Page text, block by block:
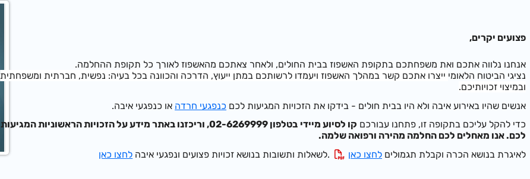
פצועים יקרים,
אנחנו נלווה אתכם ואת משפחתכם בתקופת האשפוז בבית החולים, ולאחר צאתכם מהאשפוז לאורך כל תקופת ההחלמה.
נציגי הביטוח הלאומי ייצרו אתכם קשר במהלך האשפוז ויעמדו לרשותכם במתן ייעוץ, הדרכה והכוונה בכל בעיה: נפשית, חברתית ומשפחתית
ובמיצוי זכויותיכם.
אנשים שהיו באירוע איבה ולא היו בבית חולים - בידקו את הזכויות המגיעות לכם כנפגעי חרדה או כנפגעי איבה.
כדי להקל עליכם בתקופה זו, פתחנו עבורכם קו לסיוע מיידי
בטלפון 02-6269999, וריכזנו באתר מידע על הזכויות הראשוניות המגיעות
לכם.אנו מאחלים לכם החלמה מהירה ורפואה שלמה.
לאיגרת בנושא הכרה וקבלת תגמולים לחצו כאן .לשאלות ותשובות בנושא זכויות פצועים ונפגעי איבה לחצו כאן